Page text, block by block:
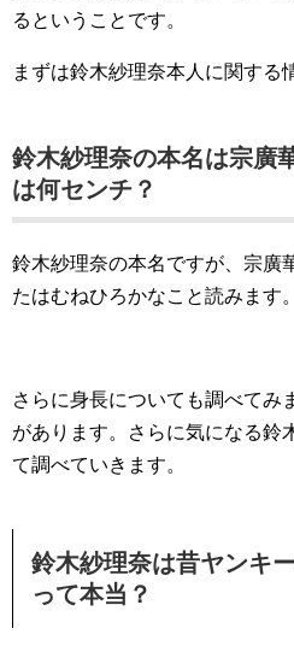
るということです。
まずは鈴木紗理奈本人に関する
鈴木紗理奈の本名は宗廣
は何センチ？
鈴木紗理奈の本名ですが、宗廣
たはむねひろかなこと読みます
さらに身長についても調べてみ
があります。さらに気になる鈴
て調べていきます。
鈴木紗理奈は昔ヤンキ
って本当？